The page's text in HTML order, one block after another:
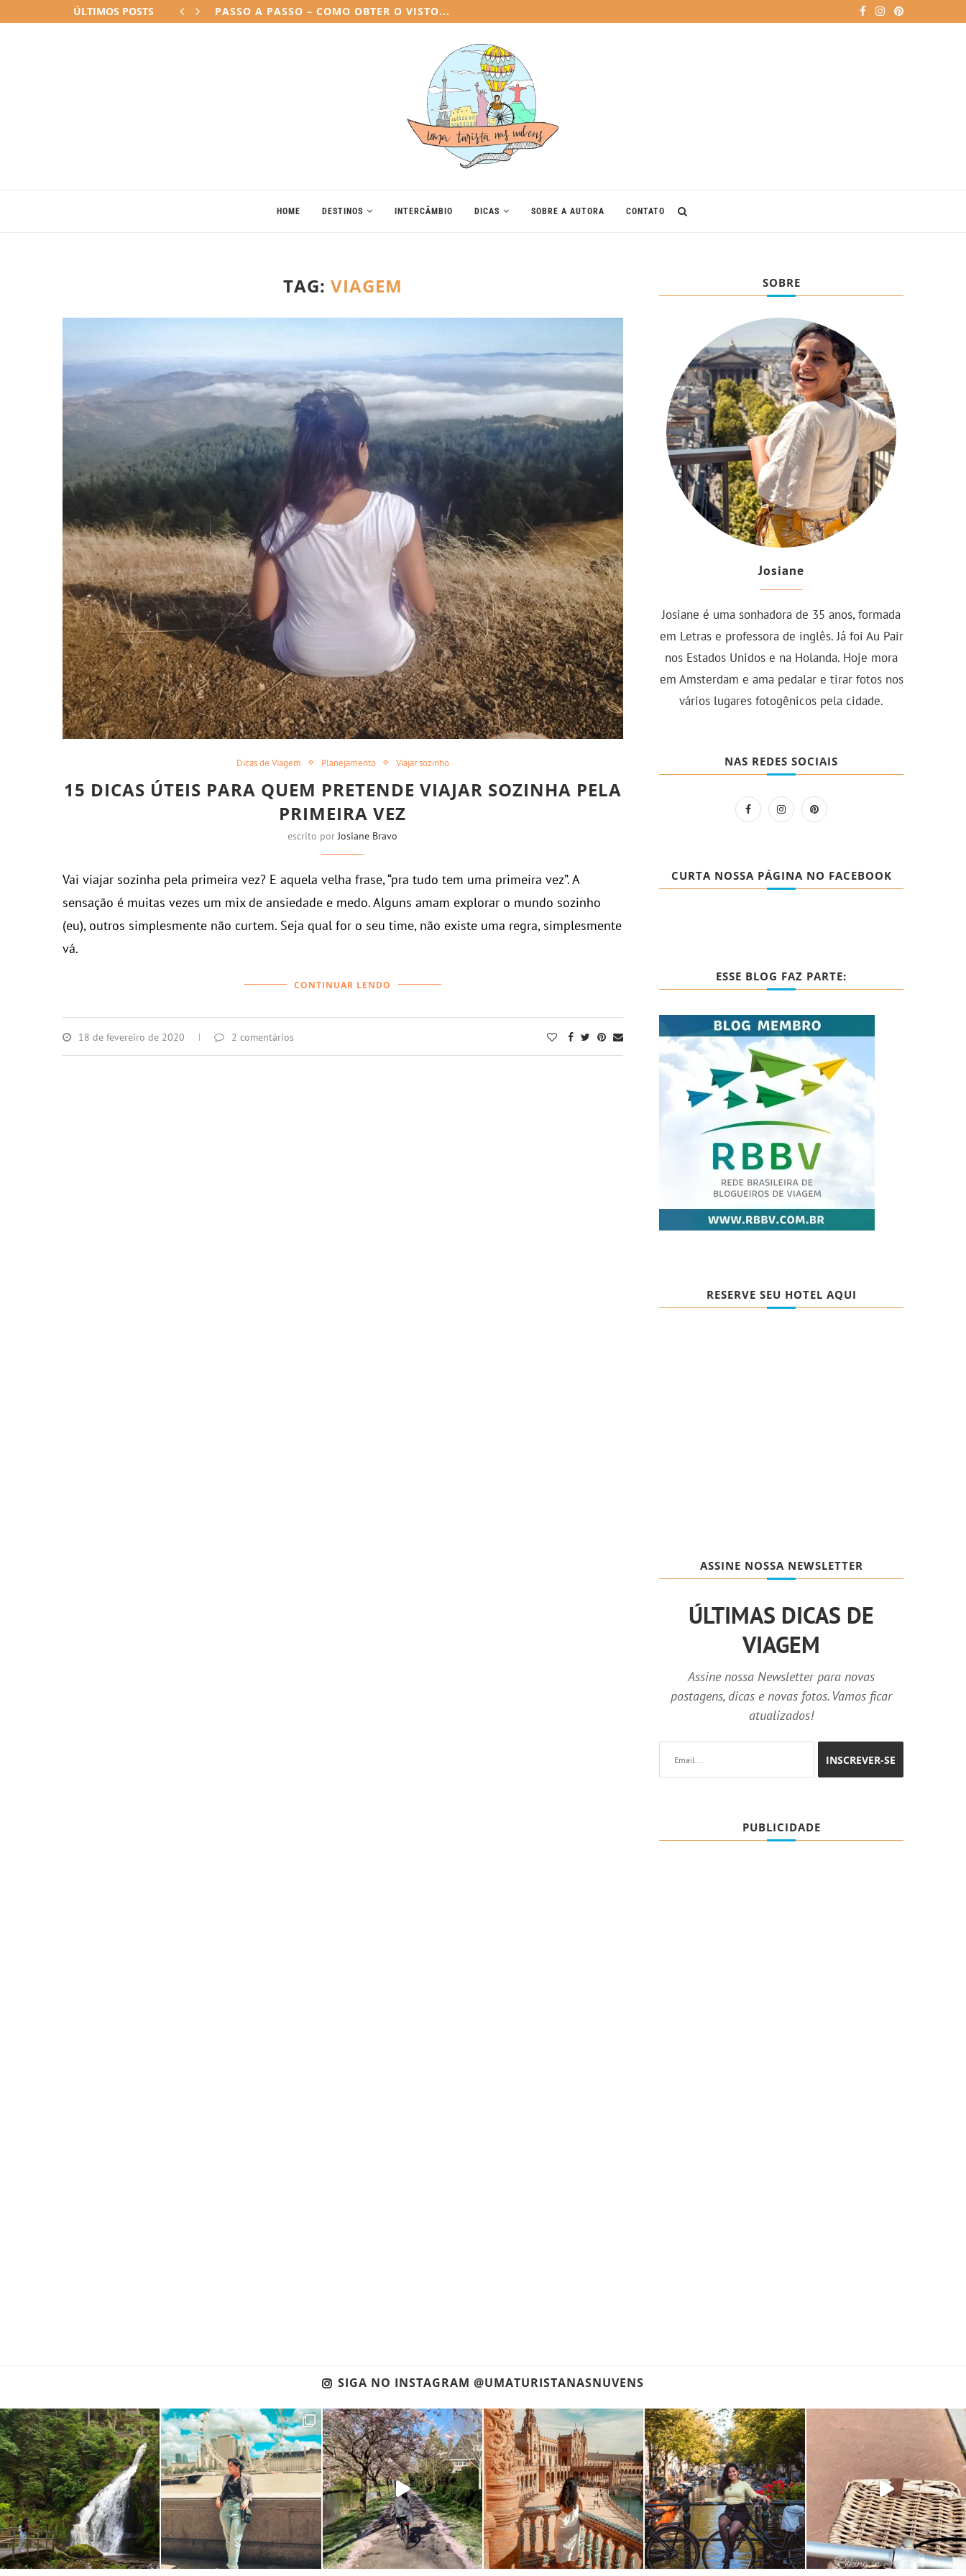
ÚLTIMOS POSTS PASSO A PASSO – COMO OBTER O VISTO...
HOME DESTINOS INTERCÂMBIO DICAS SOBRE A AUTORA CONTATO
TAG: VIAGEM
Dicas de Viagem Planejamento Viajar sozinho
15 DICAS ÚTEIS PARA QUEM PRETENDE VIAJAR SOZINHA PELA
PRIMEIRA VEZ
escrito porJosiane Bravo
Vai viajar sozinha pela primeira vez? E aquela velha frase, “pra tudo tem uma primeira vez”. A
sensação é muitas vezes um mix de ansiedade e medo. Alguns amam explorar o mundo sozinho
(eu), outros simplesmente não curtem. Seja qual for o seu time, não existe uma regra, simplesmente
vá.
CONTINUAR LENDO
18 de fevereiro de 2020 2 comentários
SOBRE
Josiane
Josiane é uma sonhadora de 35 anos, formada
em Letras e professora de inglês. Já foi Au Pair
nos Estados Unidos e na Holanda. Hoje mora
em Amsterdam e ama pedalar e tirar fotos nos
vários lugares fotogênicos pela cidade.
NAS REDES SOCIAIS
CURTA NOSSA PÁGINA NO FACEBOOK
ESSE BLOG FAZ PARTE:
RESERVE SEU HOTEL AQUI
ASSINE NOSSA NEWSLETTER
ÚLTIMAS DICAS DE
VIAGEM
Assine nossa Newsletter para novas
postagens, dicas e novas fotos. Vamos ficar
atualizados!
PUBLICIDADE
SIGA NO INSTAGRAM @UMATURISTANASNUVENS